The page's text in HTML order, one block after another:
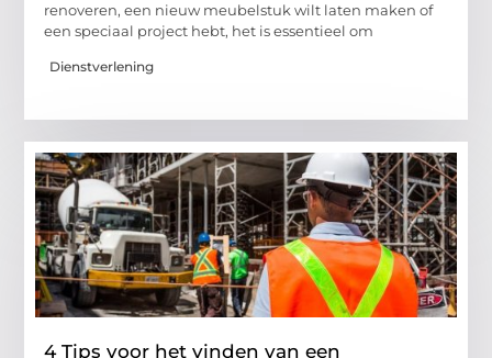
renoveren, een nieuw meubelstuk wilt laten maken of
een speciaal project hebt, het is essentieel om
Dienstverlening
4 Tips voor het vinden van een